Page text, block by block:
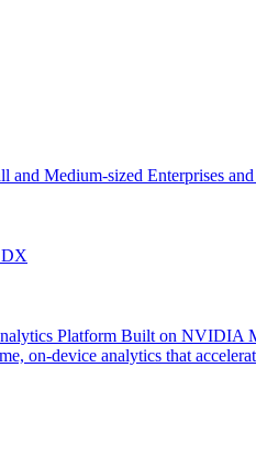
Medium-sized Enterprises
DX
Platform Built on NVIDIA
on-device analytics that